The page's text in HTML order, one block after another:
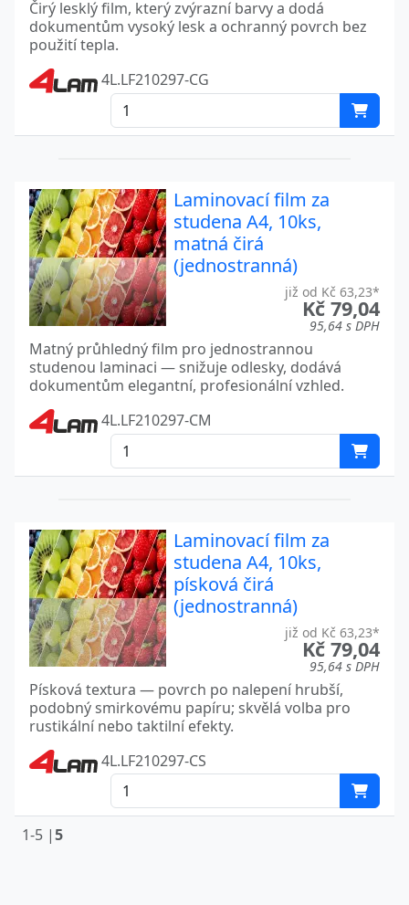
Čirý lesklý film, který zvýrazní barvy a dodá
dokumentům vysoký lesk a ochranný povrch bez
použití tepla.
4L.LF210297-CG
Laminovací film za
studena A4, 10ks,
matná čirá
(jednostranná)
již od Kč 63,23*
Kč 79,04
95,64 s DPH
Matný průhledný film pro jednostrannou
studenou laminaci — snižuje odlesky, dodává
dokumentům elegantní, profesionální vzhled.
4L.LF210297-CM
Laminovací film za
studena A4, 10ks,
písková čirá
(jednostranná)
již od Kč 63,23*
Kč 79,04
95,64 s DPH
Písková textura — povrch po nalepení hrubší,
podobný smirkovému papíru; skvělá volba pro
rustikální nebo taktilní efekty.
4L.LF210297-CS
1-5 |5